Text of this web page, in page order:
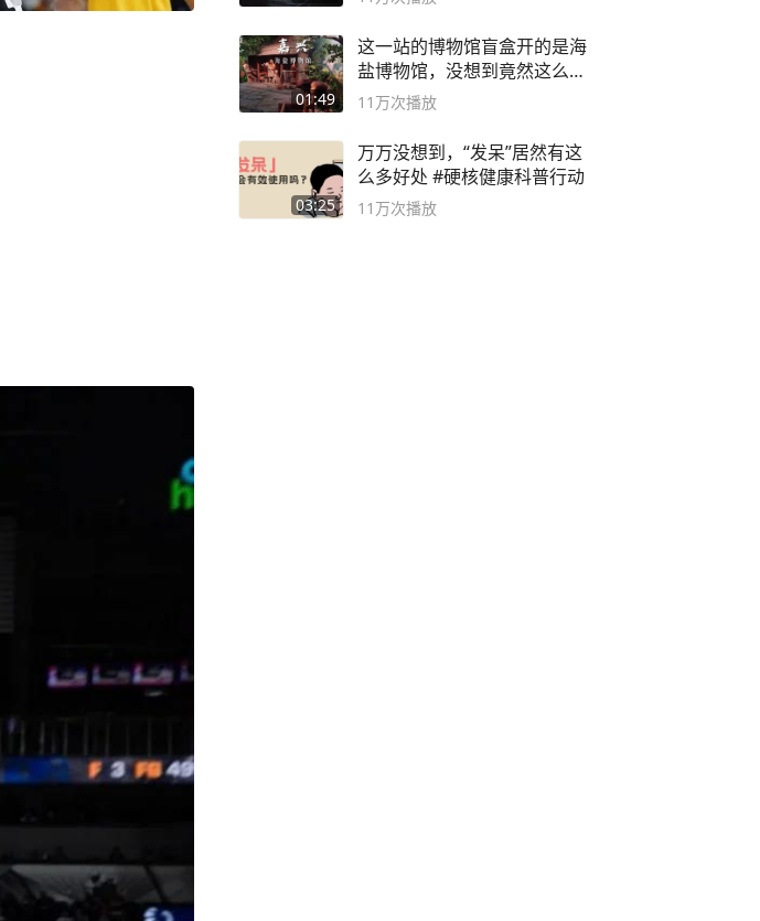
01:49
这一站的博物馆盲盒开的是海
盐博物馆，没想到竟然这么好
逛！
11万次播放
03:25
万万没想到，“发呆”居然有这
么多好处 #硬核健康科普行动
11万次播放